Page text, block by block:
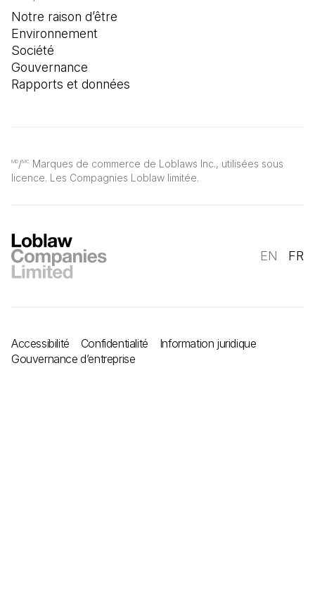
MD/MC Marques de commerce de Loblaws Inc., utilisées sous
licence. Les Compagnies Loblaw limitée.
Notre raison d’être
Environnement
Société
Gouvernance
Rapports et données
EN FR
Accessibilité Confidentialité
Information juridique
Gouvernance d’entreprise